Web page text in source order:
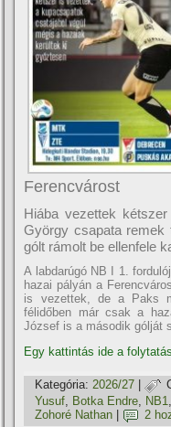
Ferencvárost
Hiába vezettek
György csapata remek
gólt rámolt be ellenfele
A labdarúgó NB I 1.
hazai pályán a
is vezettek, de a Paks
félidőben már csak a
József is a második gólját
Egy kattintás ide a
Kategória: 2026/27 |
Yusuf
Botka Endre NB1
Zohoré Nathan
2